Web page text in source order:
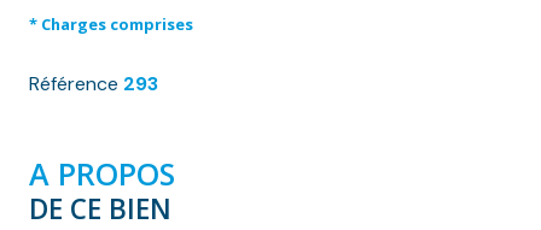
* Charges comprises
Référence 293
A PROPOS
DE CE BIEN